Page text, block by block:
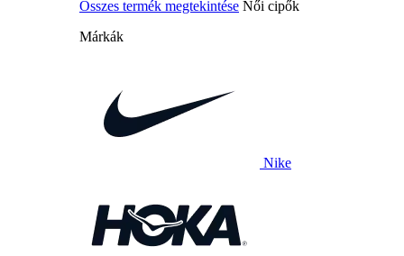
Összes termék megtekintése Női cipők
Márkák
Nike